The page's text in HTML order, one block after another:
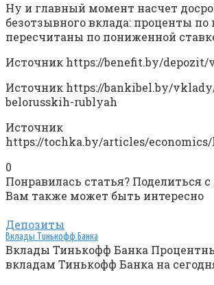
Ну и главный момент насчет
безотзывного вклада: проценты
пересчитаны по пониженной
Источник https://benefit.by/depozit/
Источник https://bankibel.by/
belorusskih-rublyah
Источник
https://tochka.by/articles/
0
Понравилась статья? Поделиться
Вам также может быть интересно
Депозиты
Вклады Тинькофф Банка
Вклады Тинькофф Банка
вкладам Тинькофф Банка на